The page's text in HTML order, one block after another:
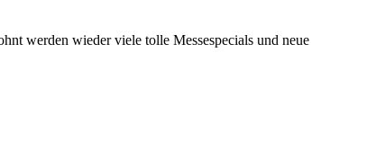
werden wieder viele tolle Messespecials und neue